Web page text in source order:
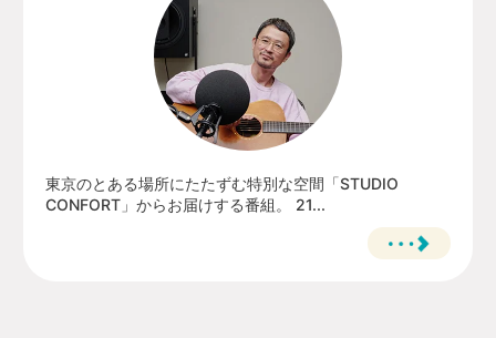
東京のとある場所にたたずむ特別な空間「STUDIO
CONFORT」からお届けする番組。 21...